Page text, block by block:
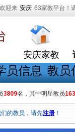
迎来 安庆 63家教平台！
安庆家教
员信息 教员
3809名，其中明星教员163
的教员，请先注册 ！